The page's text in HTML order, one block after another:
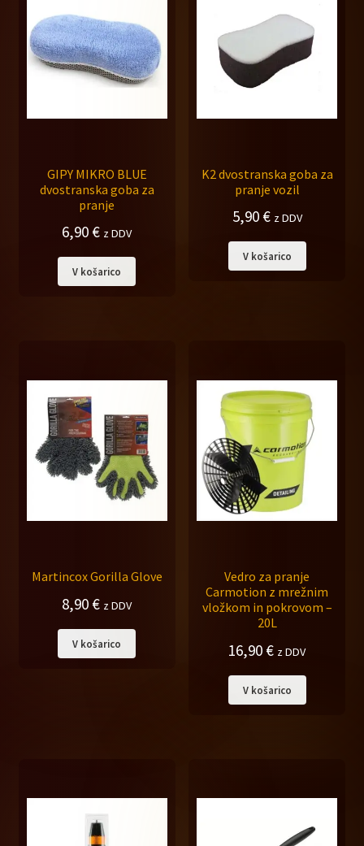
GIPY MIKRO BLUE
dvostranska goba za
pranje
6,90 € z DDV
V košarico
K2 dvostranska goba za
pranje vozil
5,90 € z DDV
V košarico
Martincox Gorilla Glove
8,90 € z DDV
V košarico
Vedro za pranje
Carmotion z mrežnim
vložkom in pokrovom –
20L
16,90 € z DDV
V košarico